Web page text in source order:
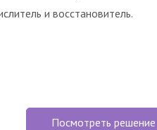
и восстановитель.
Посмотреть решение